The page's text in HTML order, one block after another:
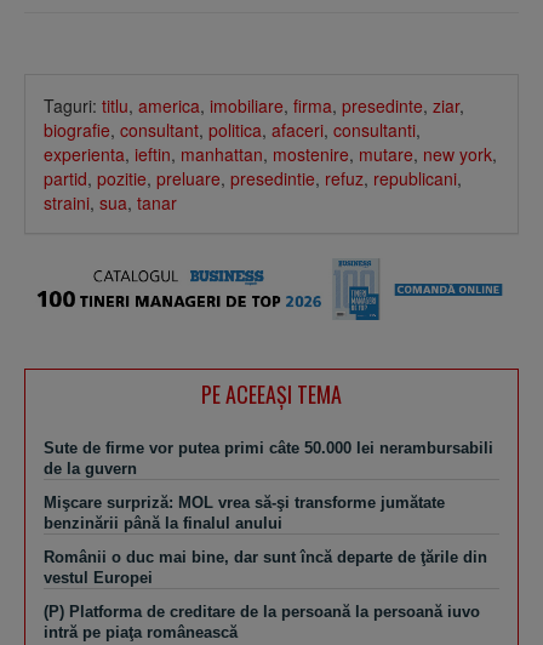
Taguri: titlu, america, imobiliare, firma, presedinte, ziar,
biografie, consultant, politica, afaceri, consultanti,
experienta, ieftin, manhattan, mostenire, mutare, new york,
partid, pozitie, preluare, presedintie, refuz, republicani,
straini, sua, tanar
PE ACEEAŞI TEMA
Sute de firme vor putea primi câte 50.000 lei nerambursabili
de la guvern
Mişcare surpriză: MOL vrea să-şi transforme jumătate
benzinării până la finalul anului
Românii o duc mai bine, dar sunt încă departe de ţările din
vestul Europei
(P) Platforma de creditare de la persoană la persoană iuvo
intră pe piaţa românească